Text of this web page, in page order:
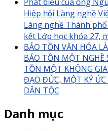
Hiệp hội Làng nghề
Làng nghề Thành
kết Lớp học khóa 27,
BẢO TỒN VĂN HÓA
BẢO TỒN MỘT NGHỀ
TỒN MỘT KHÔNG
ĐẠO ĐỨC, MỘT KÝ
DÂN TỘC
Danh mục